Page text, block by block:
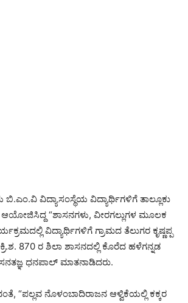
ಬಿ.ಎಂ.ವಿ ವಿದ್ಯಾಸಂಸ್ಥೆಯ ವಿದ್ಯಾರ್ಥಿಗಳಿಗೆ ತಾಲ್ಲೂಕು
ಆಯೋಜಿಸಿದ್ದ “ಶಾಸನಗಳು, ವೀರಗಲ್ಲುಗಳ ಮೂಲಕ
ವಿದ್ಯಾರ್ಥಿಗಳಿಗೆ ಗ್ರಾಮದ ತೆಲುಗರ ಕೃಷ್ಣಪ್ಪ
870 ರ ಶಿಲಾ ಶಾಸನದಲ್ಲಿ ಕೊರೆದ ಹಳೆಗನ್ನಡ
ಧನಪಾಲ್ ಮಾತನಾಡಿದರು.
“ಪಲ್ಲವ ನೊಳಂಬಾದಿರಾಜನ ಆಳ್ವಿಕೆಯಲ್ಲಿ ಕಕ್ಕರ